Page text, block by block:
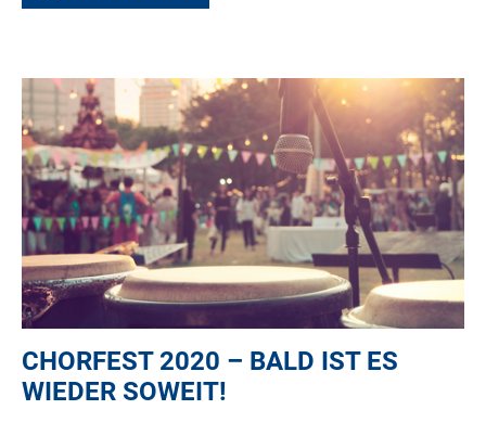
CHORFEST 2020 – BALD IST ES
WIEDER SOWEIT!